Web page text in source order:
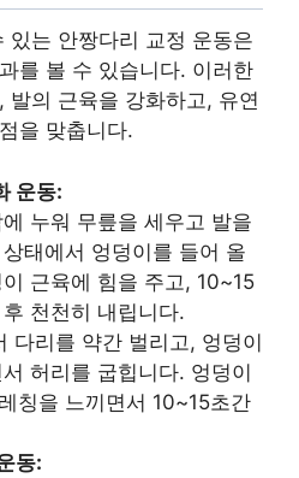
있는 안짱다리 교정 운동은
를 볼 수 있습니다. 이러한
발의 근육을 강화하고, 유연
을 맞춥니다.
운동:
에 누워 무릎을 세우고 발을
태에서 엉덩이를 들어 올
근육에 힘을 주고, 10~15
천천히 내립니다.
다리를 약간 벌리고, 엉덩이
허리를 굽힙니다. 엉덩이
칭을 느끼면서 10~15초간
동: